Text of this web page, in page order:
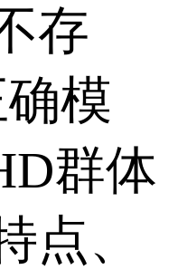
存
模
群体
点、